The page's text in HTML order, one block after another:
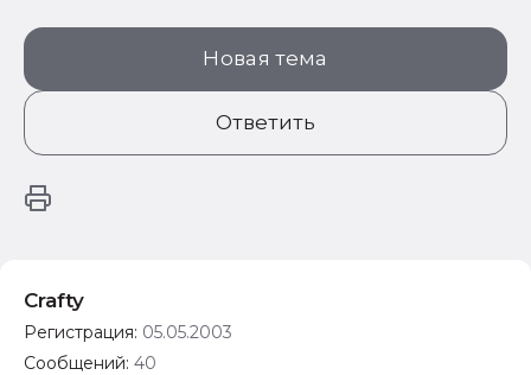
Новая тема
Ответить
Crafty
Регистрация: 05.05.2003
Сообщений: 40